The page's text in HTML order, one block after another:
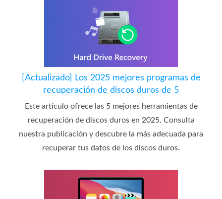
[Actualizado] Los 2025 mejores programas de
recuperación de discos duros de 5
Este artículo ofrece las 5 mejores herramientas de
recuperación de discos duros en 2025. Consulta
nuestra publicación y descubre la más adecuada para
recuperar tus datos de los discos duros.